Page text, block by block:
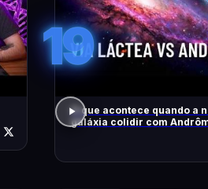
19
O que acontece quando a
galáxia colidir com